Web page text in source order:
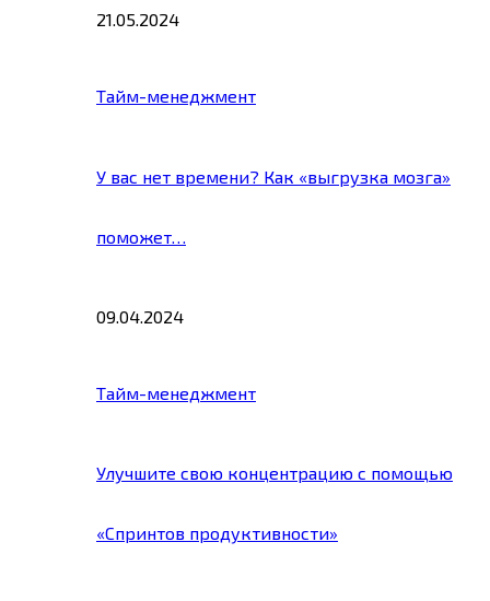
21.05.2024
Тайм-менеджмент
У вас нет времени? Как «выгрузка мозга»
поможет…
09.04.2024
Тайм-менеджмент
Улучшите свою концентрацию с помощью
«Спринтов продуктивности»